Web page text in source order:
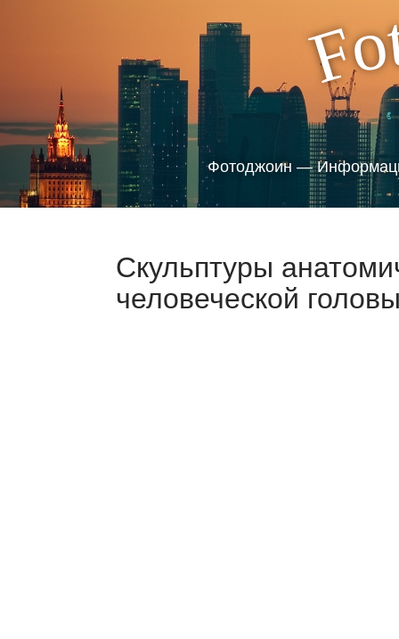
Fo
Фотоджоин —
Скульптуры
человеческой